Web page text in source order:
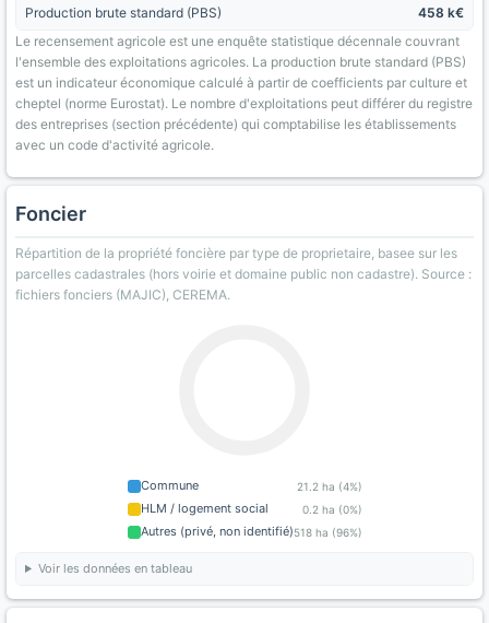
Production brute standard (PBS)
458 k€
Le recensement agricole est une enquête statistique décennale couvrant
l'ensemble des exploitations agricoles. La production brute standard (PBS)
est un indicateur économique calculé à partir de coefficients par culture et
cheptel (norme Eurostat). Le nombre d'exploitations peut différer du registre
des entreprises (section précédente) qui comptabilise les établissements
avec un code d'activité agricole.
Foncier
Répartition de la propriété foncière par type de proprietaire, basee sur les
parcelles cadastrales (hors voirie et domaine public non cadastre). Source :
fichiers fonciers (MAJIC), CEREMA.
Commune 21.2 ha (4%)
HLM / logement social 0.2 ha (0%)
Autres (privé, non identifié)518 ha (96%)
Voir les données en tableau